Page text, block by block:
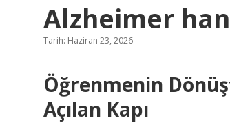
Alzheimer
Tarih: Haziran 23, 2026
Öğrenmenin
Açılan Kapı